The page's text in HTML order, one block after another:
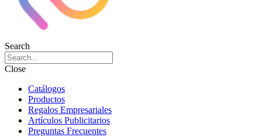
Search
Close
Catálogos
Productos
Regalos Empresariales
Artículos Publicitarios
Preguntas Frecuentes